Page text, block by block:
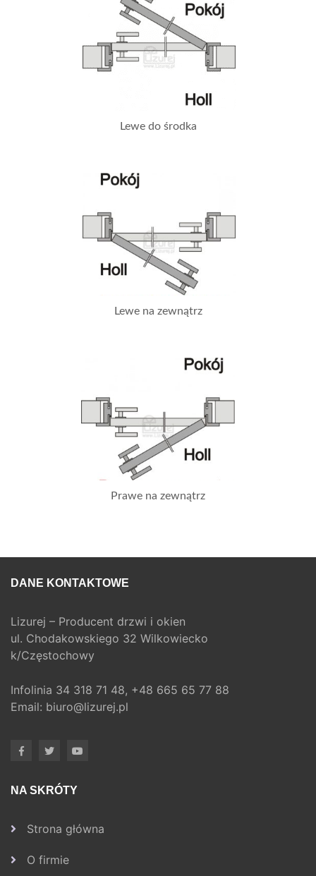
Lewe do środka
Lewe na zewnątrz
Prawe na zewnątrz
DANE KONTAKTOWE
Lizurej – Producent drzwi i okien
ul. Chodakowskiego 32 Wilkowiecko
k/Częstochowy
Infolinia 34 318 71 48, +48 665 65 77 88
Email: biuro@lizurej.pl
NA SKRÓTY
Strona główna
O firmie